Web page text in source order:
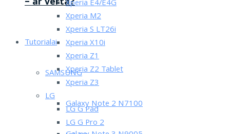
Tutorialai
SAMSUNG
Galaxy Note 2 N7100
Xperia E4/E4G
Xperia M2
Xperia S LT26i
Xperia X10i
Xperia Z1
Xperia Z2 Tablet
Xperia Z3
LG
LG G Pad
LG G Pro 2